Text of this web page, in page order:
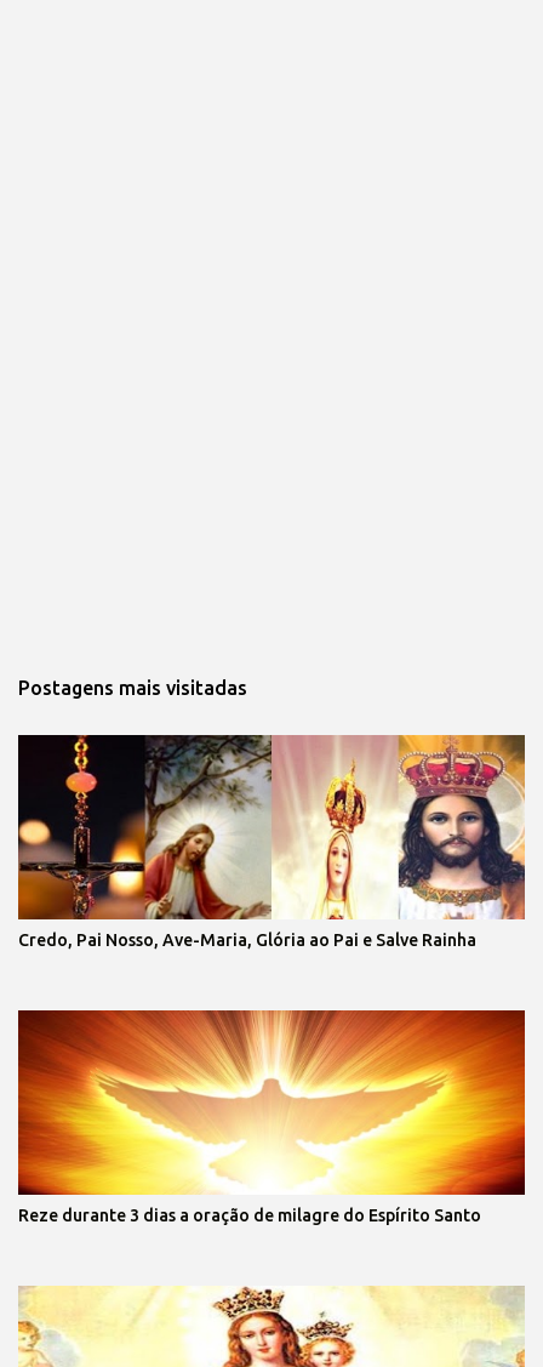
Postagens mais visitadas
Credo, Pai Nosso, Ave-Maria, Glória ao Pai e Salve Rainha
Reze durante 3 dias a oração de milagre do Espírito Santo